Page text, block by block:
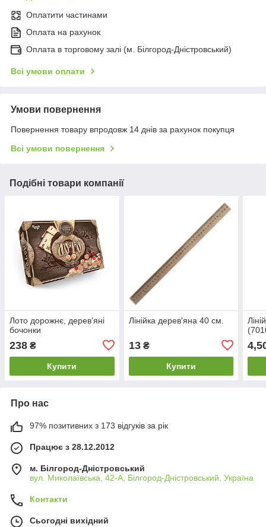
Оплатити частинами
Оплата на рахунок
Оплата в торговому залі (м. Білгород-Дністровський)
Всі умови оплати
Умови повернення
Повернення товару впродовж 14 днів за рахунок покупця
Всі умови повернення
Подібні товари компанії
Лото дорожнє, дерев'яні
бочонки
238 ₴
Купити
Лінійка дерев'яна 40 см.
13₴
Купити
Про нас
97% позитивних з 173 відгуків за рік
Працює з 28.12.2012
м. Білгород-Дністровський
вул. Миколаївська, 42-А, Білгород-Дністровський, Україна
Контакти
Сьогодні вихідний